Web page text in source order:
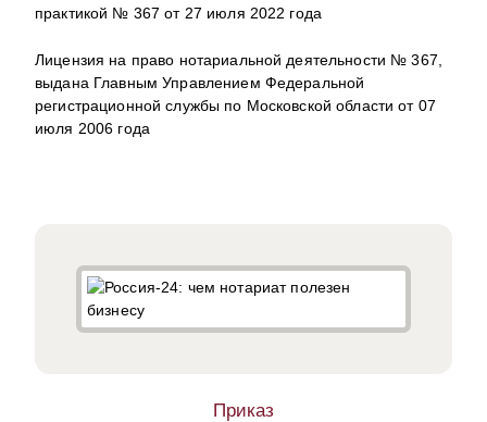
практикой № 367 от 27 июля 2022 года
Лицензия на право нотариальной деятельности № 367,
выдана Главным Управлением Федеральной
регистрационной службы по Московской области от 07
июля 2006 года
Приказ